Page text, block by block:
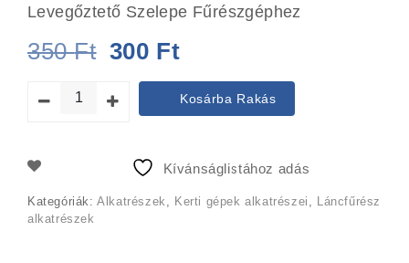
Levegőztető Szelepe Fűrészgéphez
350Ft Original
price
was:
350 Ft.
300 Ft
price
is:
Kosárba Rakás
Kívánságlistához adás
Kategóriák:Alkatrészek Kerti gépek alkatrészei
Láncfűrész
alkatrészek